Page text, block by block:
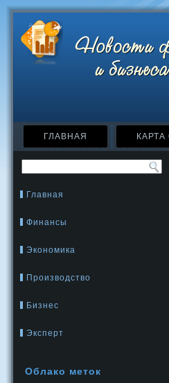
ГЛАВНАЯ
Главная
Финансы
Экономика
Производство
Бизнес
Эксперт
Облако метοк